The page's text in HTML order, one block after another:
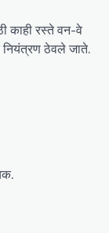
काही रस्ते वन-वे
नियंत्रण ठेवले जाते.